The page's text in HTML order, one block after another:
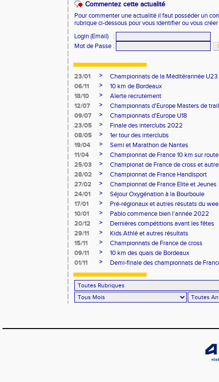
Commentez cette actualité
Pour commenter une actualité il faut posséder un
rubrique ci-dessous pour vous identifier ou vous
Login (Email)
:
Mot de Passe :
23/01 >
Championnats de la Méditérannée U23
06/11
>
10 km de Bordeaux
18/10
>
Alerte recrutement
12/07
>
Championnats d'Europe Masters de trail
09/07
>
Championnats d'Europe U18
23/05
>
Finale des interclubs 2022
08/05
>
1er tour des interclubs
19/04
>
Semi et Marathon de Nantes
11/04
>
Championnat de France 10 km sur route
25/03
>
Championat de France de cross et
28/02
>
Championnat de France Handisport
27/02
>
Championnat de France Elite et Jeunes
24/01
>
Séjour Oxygénation à la Bourboule
17/01
>
Pré-régionaux et autres résutats du
10/01
>
Pablo commence bien l'année 2022
20/12
>
Dernières compétitions avant les fêtes
29/11
>
Kids Athlé et autres résultats
15/11
>
Championnats de France de cross
09/11
>
10 km des quais de Bordeaux
01/11
> Demi-finale des championnats de